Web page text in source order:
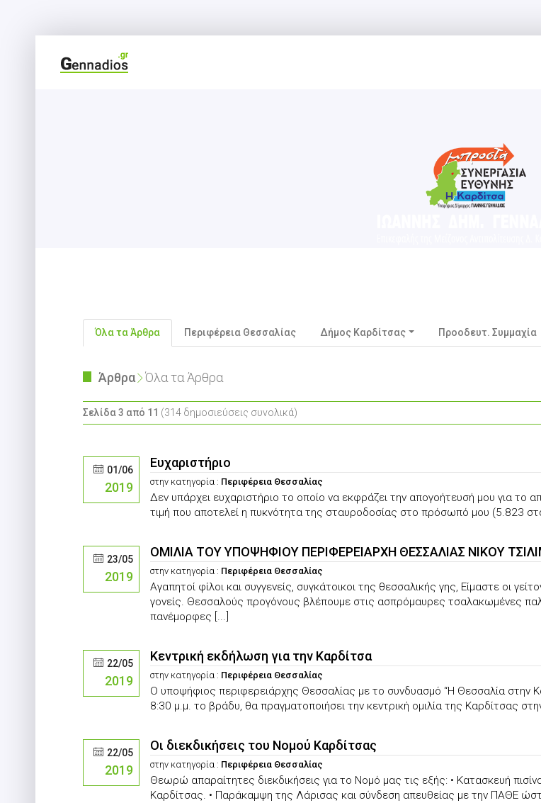
Όλα τα Άρθρα Περιφέρεια Θεσσαλίας Δήμος Καρδίτσας Προοδευτ. Συμμαχία
Άρθρα Όλα τα Άρθρα
Σελίδα 3 από 11 (314 δημοσιεύσεις συνολικά)
01/06
2019
Ευχαριστήριο
στην κατηγορία : Περιφέρεια Θεσσαλίας
Δεν υπάρχει ευχαριστήριο το οποίο να εκφράζει την απογοήτευσή μου για
τιμή που αποτελεί η πυκνότητα της σταυροδοσίας στο πρόσωπό μου (5.823
23/05
2019
ΟΜΙΛΙΑ ΤΟΥ ΥΠΟΨΗΦΙΟΥ ΠΕΡΙΦΕΡΕΙΑΡΧΗ ΘΕΣΣΑΛΙΑΣ ΝΙΚΟΥ
στην κατηγορία : Περιφέρεια Θεσσαλίας
Αγαπητοί φίλοι και συγγενείς, συγκάτοικοι της θεσσαλικής γης, Είμαστε οι
γονείς. Θεσσαλούς προγόνους βλέπουμε στις ασπρόμαυρες τσαλακωμένες
πανέμορφες [...]
22/05
2019
Κεντρική εκδήλωση για την Καρδίτσα
στην κατηγορία : Περιφέρεια Θεσσαλίας
Ο υποψήφιος περιφερειάρχης Θεσσαλίας με το συνδυασμό “Η Θεσσαλία στην
8:30 μ.μ. το βράδυ, θα πραγματοποιήσει την κεντρική ομιλία της Καρδίτσας
22/05
2019
Οι διεκδικήσεις του Νομού Καρδίτσας
στην κατηγορία : Περιφέρεια Θεσσαλίας
Θεωρώ απαραίτητες διεκδικήσεις για το Νομό μας τις εξής: • Κατασκευή
Καρδίτσας. • Παράκαμψη της Λάρισας και σύνδεση απευθείας με την ΠΑΘΕ